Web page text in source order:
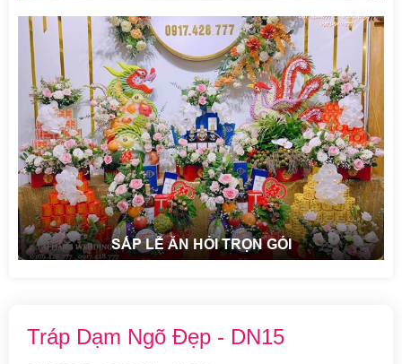
SẮP LỄ ĂN HỎI TRỌN GÓI
Tráp Dạm Ngõ Đẹp - DN15